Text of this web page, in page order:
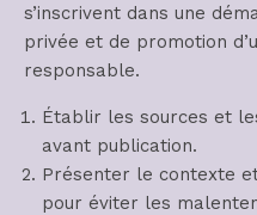
s’inscrivent dans une
privée et de promotion
responsable.
Établir les sources et
avant publication.
Présenter le contexte
pour éviter les